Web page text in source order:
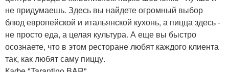
не придумаешь. Здесь вы найдете огромный выбор
блюд европейской и итальянской кухонь, а пицца здесь -
не просто еда, а целая культура. А еще вы быстро
осознаете, что в этом ресторане любят каждого клиента
так, как любят саму пиццу.